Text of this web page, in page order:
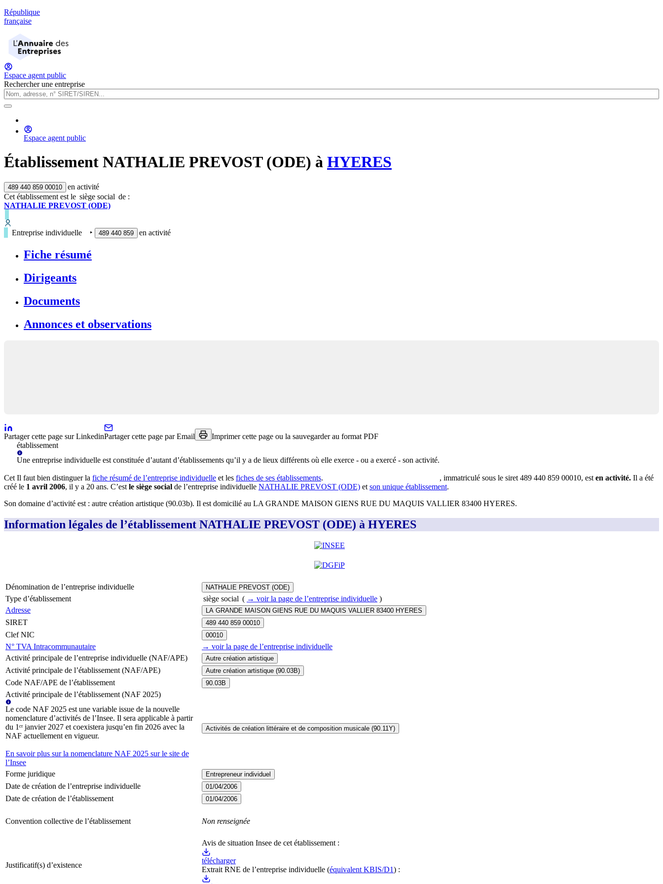
République
française
Espace agent public
Rechercher une entreprise
Espace agent public
Établissement NATHALIE PREVOST (ODE) à HYERES
489 440 859 00010
en activité
Cet établissement est le siège social de :
NATHALIE PREVOST (ODE)
Entreprise individuelle ‣ 489 440 859 en activité
Fiche résumé
Dirigeants
Documents
Annonces et observations
Partager cette page sur LinkedinPartager cette page par Email Imprimer cette page ou la sauvegarder au format PDF
Cet
établissement
Une entreprise individuelle est constituée d’autant d’établissements qu’il y a de lieux différents où elle exerce - ou a exercé - son activité.
Il faut bien distinguer la fiche résumé de l’entreprise individuelle et les fiches de ses établissements. , immatriculé sous le siret489 440 859 00010, esten activité. Il a été
créé le 1 avril 2006, il y a 20 ans. C’estle siège social de l’entreprise individuelle NATHALIE PREVOST (ODE) etson unique établissement.
Son domaine d’activité est : autre création artistique (90.03b). Il est domicilié au LA GRANDE MAISON GIENS RUE DU MAQUIS VALLIER 83400 HYERES.
Information légales de l’établissement NATHALIE PREVOST (ODE) à HYERES
Dénomination de l’entreprise individuelle NATHALIE PREVOST (ODE)
Type d’établissement siège social ( → voir la page de l’entreprise individuelle )
Adresse
LA GRANDE MAISON GIENS RUE DU MAQUIS VALLIER 83400 HYERES
SIRET 489 440 859 00010
Clef NIC 00010
N° TVA Intracommunautaire → voir la page de l’entreprise individuelle
Activité principale de l’entreprise individuelle (NAF/APE)
Autre création artistique
Activité principale de l’établissement (NAF/APE) Autre création artistique (90.03B)
Code NAF/APE de l’établissement 90.03B
Activité principale de l’établissement (NAF 2025)
Le code NAF 2025 est une variable issue de la nouvelle
nomenclature d’activités de l’Insee. Il sera applicable à partir
du 1ᵉʳ janvier 2027 et coexistera jusqu’en fin 2026 avec la
NAF actuellement en vigueur.
En savoir plus sur la nomenclature NAF 2025 sur le site de
l’Insee
Activités de création littéraire et de composition musicale (90.11Y)
Forme juridique Entrepreneur individuel
Date de création de l’entreprise individuelle 01/04/2006
Date de création de l’établissement 01/04/2006
Convention collective de l’établissement Non renseignée
Justificatif(s) d’existence
Avis de situation Insee de cet établissement :
télécharger
Extrait RNE de l’entreprise individuelle (équivalent KBIS/D1) :